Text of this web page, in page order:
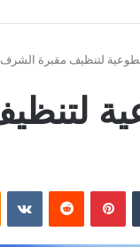
لتنظيف مقبرة
بينتيريست